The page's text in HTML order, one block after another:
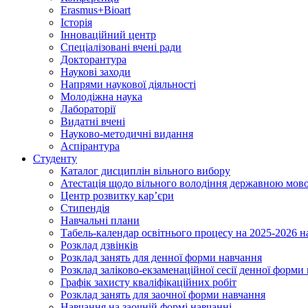
Erasmus+Bioart
Історія
Інноваційний центр
Спеціалізовані вчені ради
Докторантура
Наукові заходи
Напрями наукової діяльності
Молодіжна наука
Лабораторії
Видатні вчені
Науково-методичні видання
Аспірантура
Студенту
Каталог дисциплін вільного вибору
Атестація щодо вільного володіння державною
Центр розвитку кар’єри
Стипендія
Навчальні плани
Табель-календар освітнього процесу на 2025-2026
Розклад дзвінків
Розклад занять для денної форми навчання
Розклад заліково-екзаменаційної сесії денної
Графік захисту кваліфікаційних робіт
Розклад занять для заочної форми навчання